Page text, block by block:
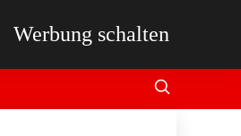
Werbung schalten